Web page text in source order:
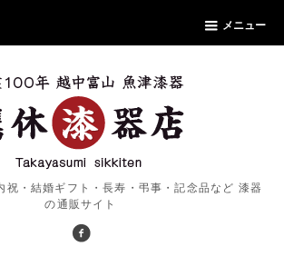
メニュー
祝・結婚ギフト・長寿・弔事・記念品など 漆器
の通販サイト